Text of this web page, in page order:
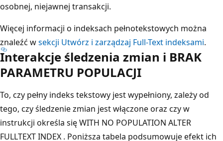
osobnej, niejawnej transakcji.
Więcej informacji o indeksach pełnotekstowych można
znaleźć wsekcji Utwórz i zarządzaj Full-Text indeksami.
Interakcje śledzenia zmian i BRAK
PARAMETRU POPULACJI
To, czy pełny indeks tekstowy jest wypełniony, zależy od
tego, czy śledzenie zmian jest włączone oraz czy w
instrukcji określa się WITH NO POPULATION ALTER
FULLTEXT INDEX . Poniższa tabela podsumowuje efekt ich